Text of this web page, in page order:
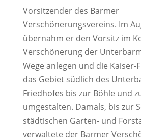
Vorsitzender des Barmer
Verschönerungsvereins. Im
übernahm er den Vorsitz im
Verschönerung der
Wege anlegen und die Kaiser-
das Gebiet südlich des
Friedhofes bis zur Böhle und
umgestalten. Damals, bis zur
städtischen Garten- und
verwaltete der Barmer